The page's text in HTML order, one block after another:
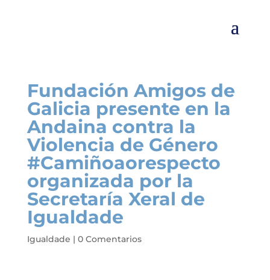
Fundación Amigos de
Galicia presente en la
Andaina contra la
Violencia de Género
#Camiñoaorespecto
organizada por la
Secretaría Xeral de
Igualdade
Igualdade | 0 Comentarios